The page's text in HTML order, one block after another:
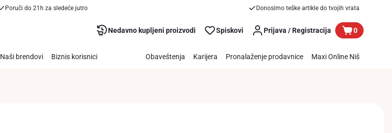
Poruči do 21h za sledeće jutro Donosimo teške artikle do tvojih vrata
Nedavno kupljeni proizvodi Spiskovi Prijava / Registracija 0
Naši brendovi Biznis korisnici Obaveštenja Karijera Pronalaženje prodavnice Maxi Online Niš